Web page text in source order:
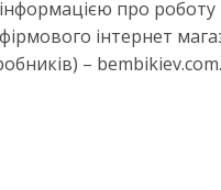
інформацією про роботу
фірмового інтернет
–